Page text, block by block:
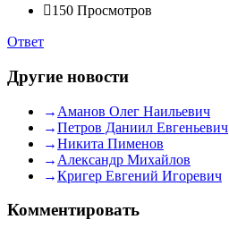
150 Просмотров
Ответ
Другие новости
Аманов Олег Наильевич
Петров Даниил Евгеньевич
Никита Пименов
Александр Михайлов
Кригер Евгений Игоревич
Комментировать